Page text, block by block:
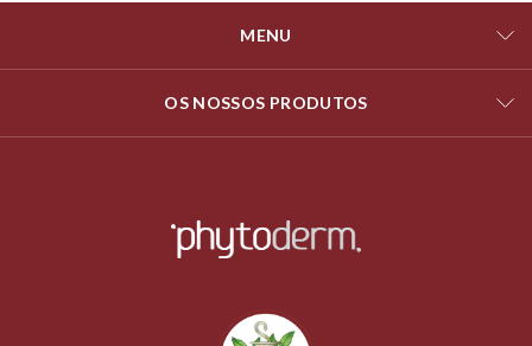
MENU
OS NOSSOS PRODUTOS